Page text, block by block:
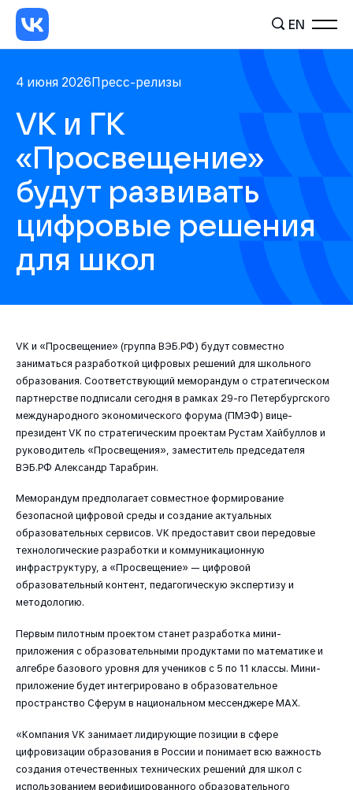
EN
4 июня 2026 Пресс-релизы
VK и ГК
«Просвещение»
будут развивать
цифровые решения
для школ
VK и «Просвещение» (группа ВЭБ.РФ) будут совместно
заниматься разработкой цифровых решений для школьного
образования. Соответствующий меморандум о стратегическом
партнерстве подписали сегодня в рамках 29-го Петербургского
международного экономического форума (ПМЭФ) вице-
президент VK по стратегическим проектам Рустам Хайбуллов и
руководитель «Просвещения», заместитель председателя
ВЭБ.РФ Александр Тарабрин.
Меморандум предполагает совместное формирование
безопасной цифровой среды и создание актуальных
образовательных сервисов. VK предоставит свои передовые
технологические разработки и коммуникационную
инфраструктуру, а «Просвещение» — цифровой
образовательный контент, педагогическую экспертизу и
методологию.
Первым пилотным проектом станет разработка мини-
приложения с образовательными продуктами по математике и
алгебре базового уровня для учеников с 5 по 11 классы. Мини-
приложение будет интегрировано в образовательное
пространство Сферум в национальном мессенджере МАХ.
«Компания VK занимает лидирующие позиции в сфере
цифровизации образования в России и понимает всю важность
создания отечественных технических решений для школ с
использованием верифицированного образовательного